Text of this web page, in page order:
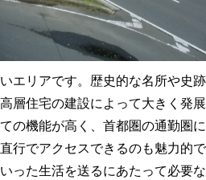
エリアです。歴史的な名所や史跡
層住宅の建設によって大きく発展
の機能が高く、首都圏の通勤圏に
行でアクセスできるのも魅力的で
った生活を送るにあたって必要な